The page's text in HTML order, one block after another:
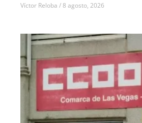
Víctor Reloba 8 agosto, 2026